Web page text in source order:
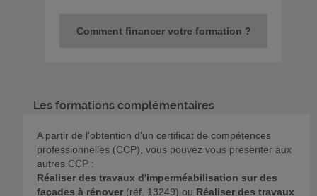
Comment financer votre formation ?
Les formations complémentaires
A partir de l'obtention d'un certificat de compétences
professionnelles (CCP), vous pouvez vous presenter aux
autres CCP :
Réaliser des travaux d'imperméabilisation sur des
façades à rénover (réf. 13249) ou Réaliser des travaux